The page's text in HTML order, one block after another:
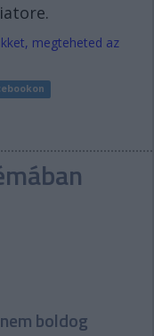
megteheted az
boldog